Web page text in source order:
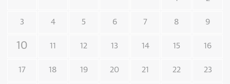
3 4 5 6 7 8 9
10 11 12 13 14 15 16
17 18 19 20 21 22 23